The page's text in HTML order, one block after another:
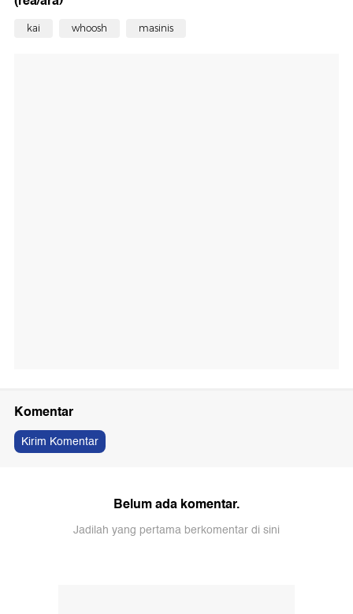
kai whoosh masinis
Komentar
Kirim Komentar
Belum ada komentar.
Jadilah yang pertama berkomentar di sini